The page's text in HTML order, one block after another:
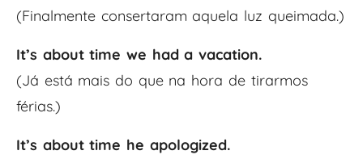
(Finalmente consertaram aquela luz queimada.)
It’s about time we had a vacation.
(Já está mais do que na hora de tirarmos
férias.)
It’s about time he apologized.